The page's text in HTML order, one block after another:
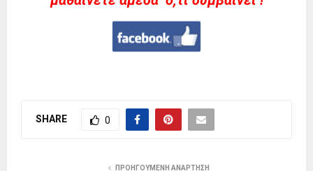
SHARE 0
ΠΡΟΗΓΟΎΜΕΝΗ ΑΝΆΡΤΗΣΗ